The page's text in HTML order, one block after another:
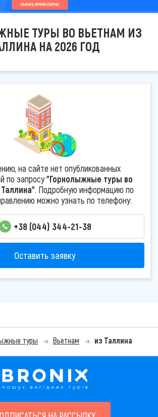
ТУРЫ ВО ВЬЕТНАМ ИЗ
НА 2026 ГОД
на сайте нет опубликованных
по запросу"Горнолыжные туры во
. Подробную информацию по
можно узнать по телефону:
+38 (044) 344-21-38
Оставить заявку
туры Вьетнам из Таллина